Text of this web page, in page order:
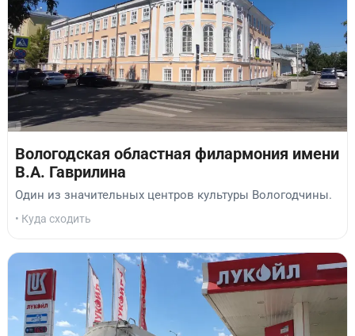
Вологодская областная филармония имени
В.А. Гаврилина
Один из значительных центров культуры Вологодчины.
• Куда сходить